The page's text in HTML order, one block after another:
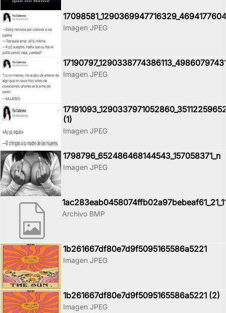
Imagen JPEG
Imagen JPEG
(1)
Imagen JPEG
1798796_652486468144543_157058371_n
Imagen JPEG
Archivo BMP
1b261667df80e7d9f5095165586a5221
Imagen JPEG
1b261667df80e7d9f5095165586a5221 (2)
Imagen JPEG